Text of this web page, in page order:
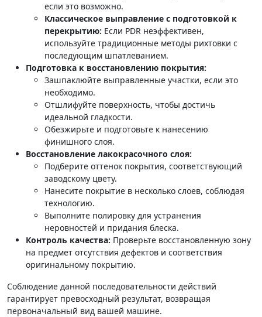
если это возможно.
Классическое выправление с подготовкой к
перекрытию: Если PDR неэффективен,
используйте традиционные методы рихтовки с
последующим шпатлеванием.
Подготовка к восстановлению покрытия:
Зашпаклюйте выправленные участки, если это
необходимо.
Отшлифуйте поверхность, чтобы достичь
идеальной гладкости.
Обезжирьте и подготовьте к нанесению
финишного слоя.
Восстановление лакокрасочного слоя:
Подберите оттенок покрытия, соответствующий
заводскому цвету.
Нанесите покрытие в несколько слоев, соблюдая
технологию.
Выполните полировку для устранения
неровностей и придания блеска.
Контроль качества: Проверьте восстановленную зону
на предмет отсутствия дефектов и соответствия
оригинальному покрытию.
Соблюдение данной последовательности действий
гарантирует превосходный результат, возвращая
первоначальный вид вашей машине.